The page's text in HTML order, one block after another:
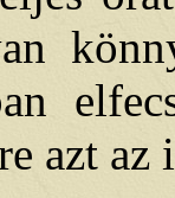
azt az